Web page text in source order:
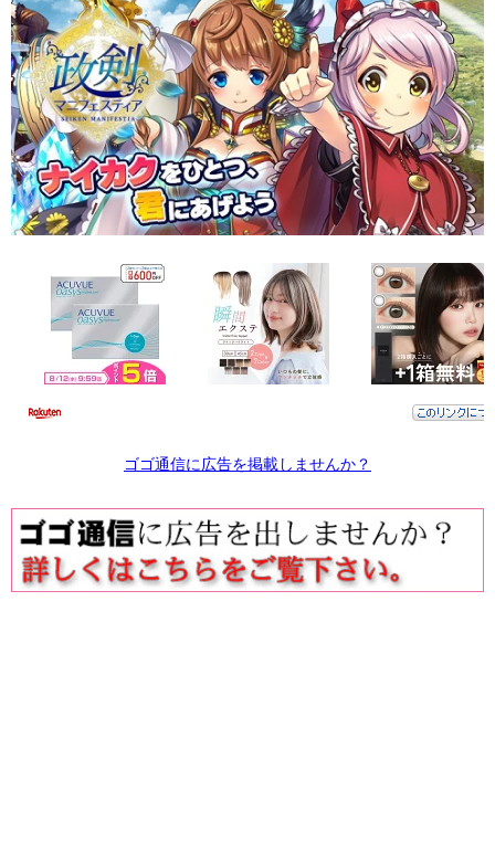
ゴゴ通信に広告を掲載しませんか？